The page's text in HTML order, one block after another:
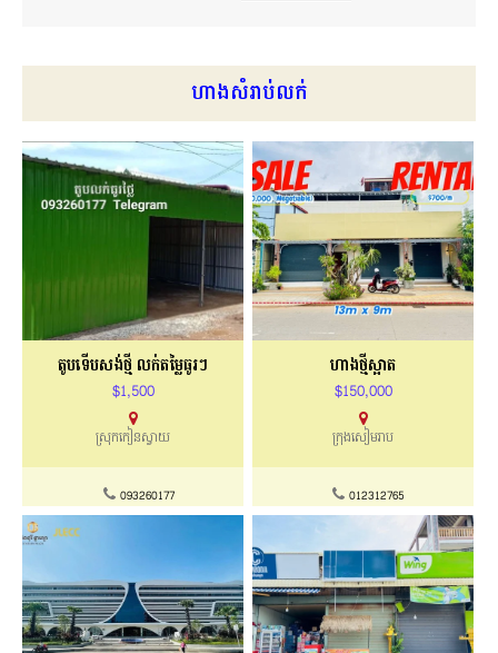
ហាងសំរាប់លក់
តូបទើបសង់ថ្មី លក់តម្លៃធូរៗ
$1,500
ស្រុកកៀនស្វាយ
093260177
ហាងថ្មីស្អាត
$150,000
ក្រុងសៀមរាប
012312765